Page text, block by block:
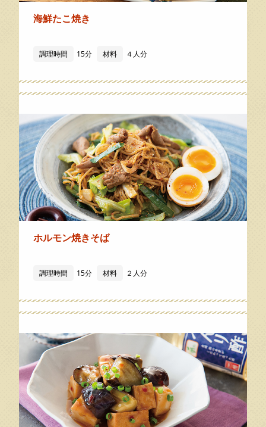
海鮮たこ焼き
調理時間 15分 材料 ４人分
ホルモン焼きそば
調理時間 15分 材料 ２人分